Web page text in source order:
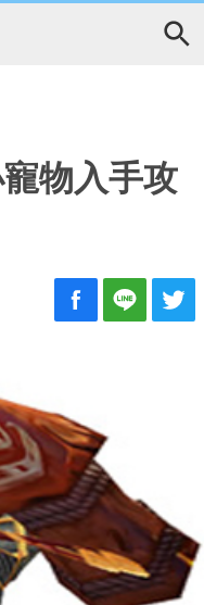
寵物入手攻